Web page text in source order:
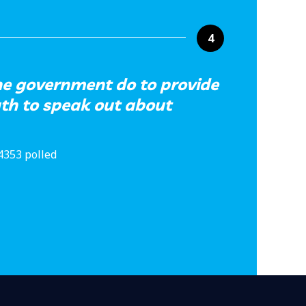
4
government do to provide
to speak out about
polled